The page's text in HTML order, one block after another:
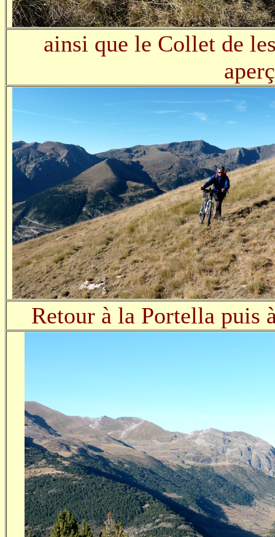
ainsi que le Collet de
Retour à la Portella puis